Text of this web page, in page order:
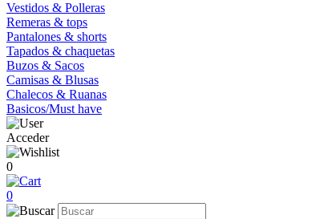
Vestidos & Polleras
Remeras & tops
Pantalones & shorts
Tapados & chaquetas
Buzos & Sacos
Camisas & Blusas
Chalecos & Ruanas
Basicos/Must have
Acceder
0
0